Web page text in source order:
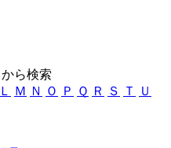
ら検索
Ｌ Ｍ Ｎ Ｏ Ｐ Ｑ Ｒ Ｓ Ｔ
Ｕ